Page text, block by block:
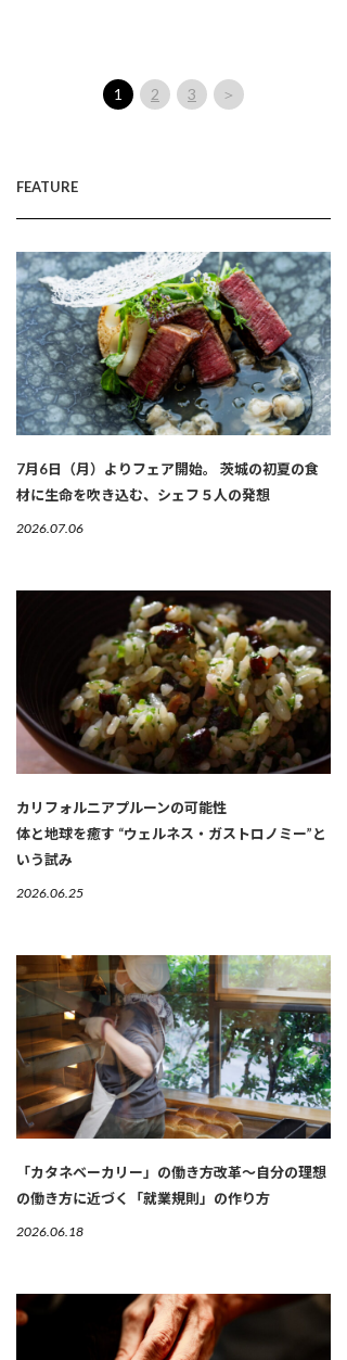
1 2 3 ＞
FEATURE
7月6日（月）よりフェア開始。 茨城の初夏の食
材に生命を吹き込む、シェフ５人の発想
2026.07.06
カリフォルニアプルーンの可能性
体と地球を癒す “ウェルネス・ガストロノミー”と
いう試み
2026.06.25
「カタネベーカリー」の働き方改革～自分の理想
の働き方に近づく「就業規則」の作り方
2026.06.18